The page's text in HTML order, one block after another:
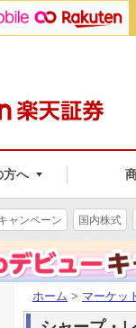
方へ
ャンペーン 国内株式
ホーム > マーケッ